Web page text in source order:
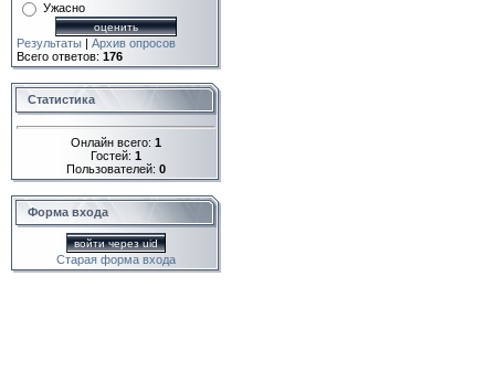
Ужасно
Результаты | Архив опросов
Всего ответов: 176
Статистика
Онлайн всего: 1
Гостей: 1
Пользователей: 0
Форма входа
войти через uid
Старая форма входа